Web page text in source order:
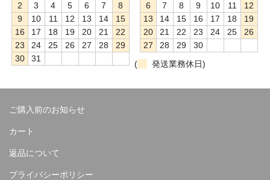
2
3 4 5 6 7
8
9
10 11 12 13 14
15
16
17 18 19 20 21
22
23
24 25 26 27 28
29
30
31
6
7 8 9 10 11
12
13
14 15 16 17 18
19
20
21 22 23 24 25
26
27
28 29
30
(
発送業務休日)
ご購入前のお知らせ
カート
返品について
プライバシーポリシー